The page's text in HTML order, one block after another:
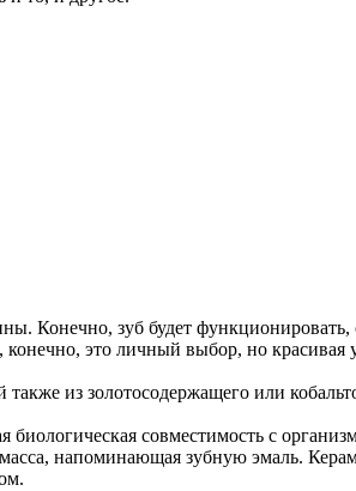
Конечно, зуб будет функционировать,
конечно, это личный выбор, но
из золотосодержащего или
совместимость с
напоминающая зубную эмаль.